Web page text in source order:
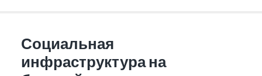
Социальная
инфраструктура на